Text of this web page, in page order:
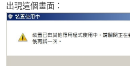
出現這個畫面：